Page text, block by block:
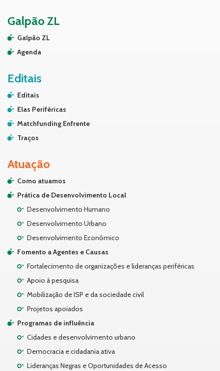
Galpão ZL
Galpão ZL
Agenda
Editais
Editais
Elas Periféricas
Matchfunding Enfrente
Traços
Atuação
Como atuamos
Prática de Desenvolvimento Local
Desenvolvimento Humano
Desenvolvimento Urbano
Desenvolvimento Econômico
Fomento a Agentes e Causas
Fortalecimento de organizações e lideranças periféricas
Apoio à pesquisa
Mobilização de ISP e da sociedade civil
Projetos apoiados
Programas de influência
Cidades e desenvolvimento urbano
Democracia e cidadania ativa
Lideranças Negras e Oportunidades de Acesso